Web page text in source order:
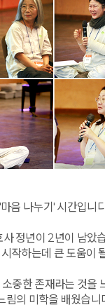
'마음 나누기' 시간입니
사 정년이 2년이 남았
작하는데 큰 도움이
중한 존재라는 것을
림의 미학을 배웠습니